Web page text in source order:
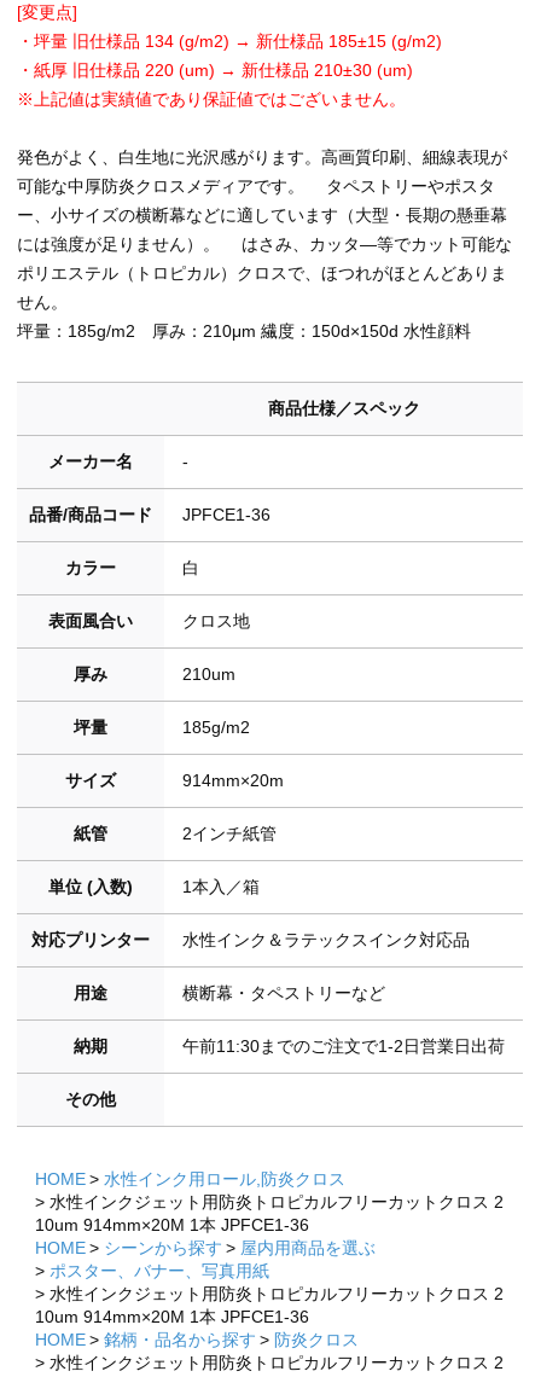
[変更点]
・坪量 旧仕様品 134 (g/m2) → 新仕様品 185±15 (g/m2)
・紙厚 旧仕様品 220 (um) → 新仕様品 210±30 (um)
※上記値は実績値であり保証値ではございません。
発色がよく、白生地に光沢感がります。高画質印刷、細線表現が
可能な中厚防炎クロスメディアです。 タペストリーやポスタ
ー、小サイズの横断幕などに適しています（大型・長期の懸垂幕
には強度が足りません）。 はさみ、カッタ―等でカット可能な
ポリエステル（トロピカル）クロスで、ほつれがほとんどありま
せん。
坪量：185g/m2 厚み：210μm 繊度：150d×150d 水性顔料
商品仕様／スペック
メーカー名 -
品番/商品コード JPFCE1-36
カラー 白
表面風合い クロス地
厚み 210um
坪量 185g/m2
サイズ 914mm×20m
紙管 2インチ紙管
単位 (入数) 1本入／箱
対応プリンター 水性インク＆ラテックスインク対応品
用途 横断幕・タペストリーなど
納期 午前11:30までのご注文で1-2日営業日出荷
その他
HOME
水性インク用ロール,防炎クロス
水性インクジェット用防炎トロピカルフリーカットクロス 2
10um 914mm×20M 1本 JPFCE1-36
HOME
シーンから探す
屋内用商品を選ぶ
ポスター、バナー、写真用紙
水性インクジェット用防炎トロピカルフリーカットクロス 2
10um 914mm×20M 1本 JPFCE1-36
HOME
銘柄・品名から探す
防炎クロス
水性インクジェット用防炎トロピカルフリーカットクロス 2